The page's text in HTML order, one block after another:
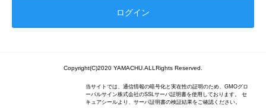
Copyright(C)2020 YAMACHU.ALLRights Reserved.
当サイトでは、通信情報の暗号化と実在性の証明のため、GMOグロ
ーバルサイン株式会社のSSLサーバ証明書を使用しております。 セ
キュアシールより、サーバ証明書の検証結果をご確認ください。